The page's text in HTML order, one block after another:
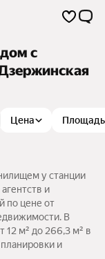
с
Цена Площадь
у станции
и
по цене от
В
12 м² до 266,3 м² в
и